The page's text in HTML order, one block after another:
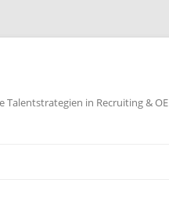
Talentstrategien in Recruiting & OE